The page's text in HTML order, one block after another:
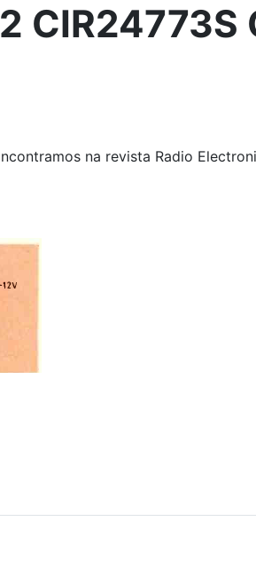
na revista Radio